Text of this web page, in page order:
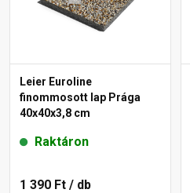
Leier Euroline
finommosott lap Prága
40x40x3,8 cm
Raktáron
1 390 Ft / db